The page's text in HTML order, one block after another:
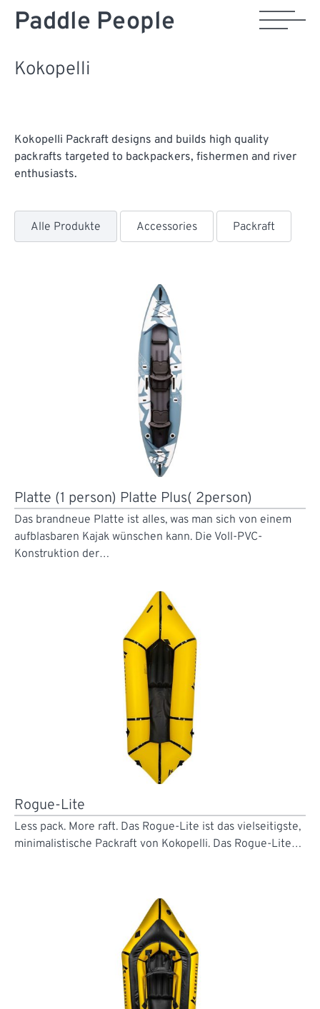
Paddle People
Kokopelli
Kokopelli Packraft designs and builds high quality
packrafts targeted to backpackers, fishermen and river
enthusiasts.
Alle Produkte Accessories Packraft
Platte (1 person) Platte Plus( 2person)
Das brandneue Platte ist alles, was man sich von einem
aufblasbaren Kajak wünschen kann. Die Voll-PVC-
Konstruktion der…
Rogue-Lite
Less pack. More raft. Das Rogue-Lite ist das vielseitigste,
minimalistische Packraft von Kokopelli. Das Rogue-Lite…